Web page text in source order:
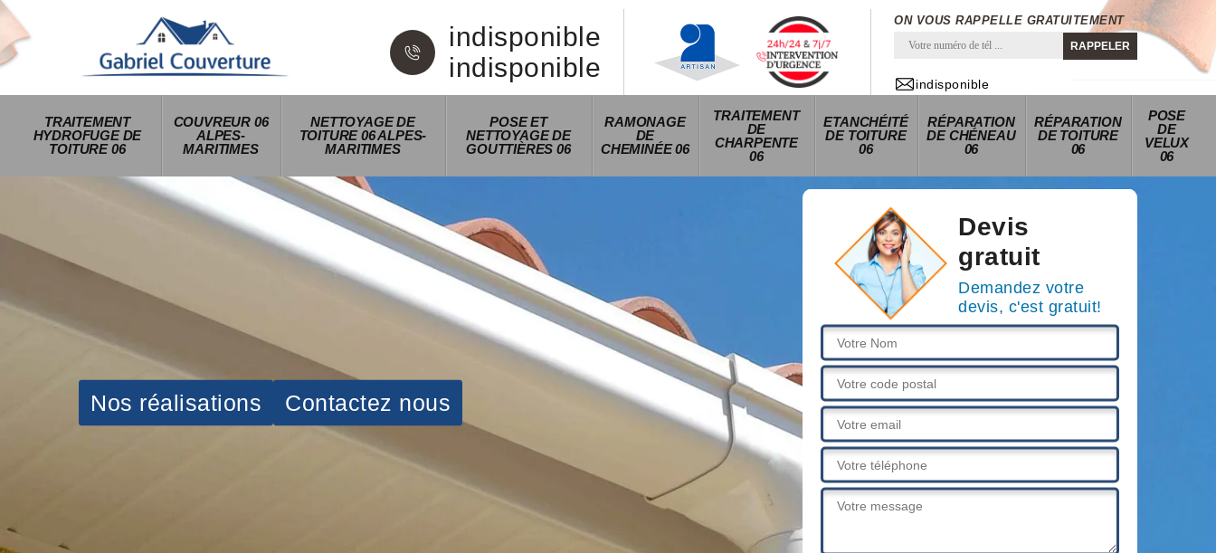
indisponible
indisponible
ON VOUS RAPPELLE GRATUITEMENT
indisponible
TRAITEMENT
HYDROFUGE DE
TOITURE 06
COUVREUR 06
ALPES-
MARITIMES
NETTOYAGE DE
TOITURE 06 ALPES-
MARITIMES
POSE ET
NETTOYAGE DE
GOUTTIÈRES 06
RAMONAGE
DE
CHEMINÉE 06
TRAITEMENT
DE
CHARPENTE
06
ETANCHÉITÉ
DE TOITURE
06
RÉPARATION
DE CHÉNEAU
06
RÉPARATION
DE TOITURE
06
POSE
DE
VELUX
06
Nos réalisations Contactez nous
Devis
gratuit
Demandez votre
devis, c'est gratuit!